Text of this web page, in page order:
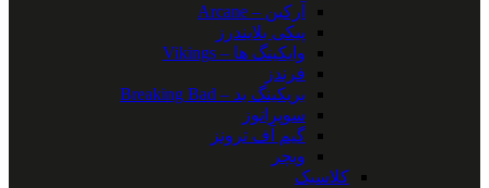
آرکین – Arcane
پیکی بلایندرز
وایکینگ ها – Vikings
فرندز
بریکینگ بد – Breaking Bad
سوپرانوز
گیم آف ترونز
ویچر
کلاسیک